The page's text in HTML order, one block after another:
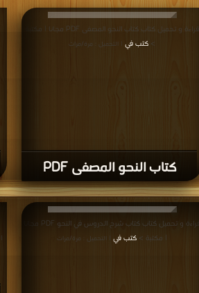
كتاب النحو المصفى PDF
قراءة و تحميل كتاب كتاب النحو المصفى PDF مجانا | مكتبة
> كتب في | التحميل : مرة/مرات
قراءة و تحميل كتاب كتاب شرح الدروس في النحو PDF مجانا
| مكتبة > كتب في | التحميل : مرة/مرات